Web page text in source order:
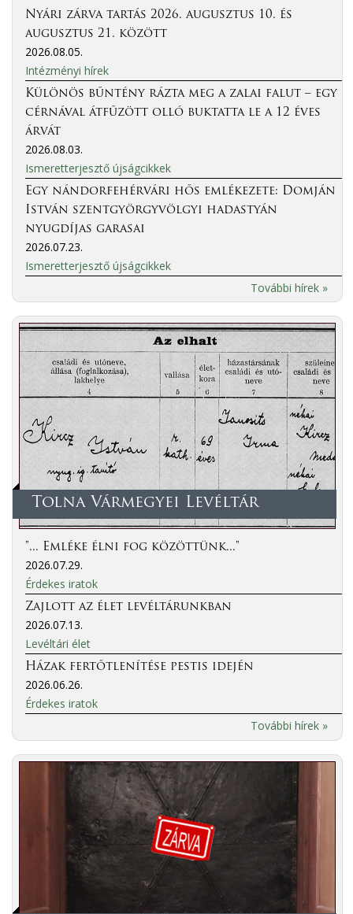
Nyári zárva tartás 2026. augusztus 10. és
augusztus 21. között
2026.08.05.
Intézményi hírek
Különös bűntény rázta meg a zalai falut – egy
cérnával átfűzött olló buktatta le a 12 éves
árvát
2026.08.03.
Ismeretterjesztő újságcikkek
Egy nándorfehérvári hős emlékezete: Domján
István szentgyörgyvölgyi hadastyán
nyugdíjas garasai
2026.07.23.
Ismeretterjesztő újságcikkek
További hírek »
Tolna Vármegyei Levéltár
"... Emléke élni fog közöttünk..."
2026.07.29.
Érdekes iratok
Zajlott az élet levéltárunkban
2026.07.13.
Levéltári élet
Házak fertőtlenítése pestis idején
2026.06.26.
Érdekes iratok
További hírek »